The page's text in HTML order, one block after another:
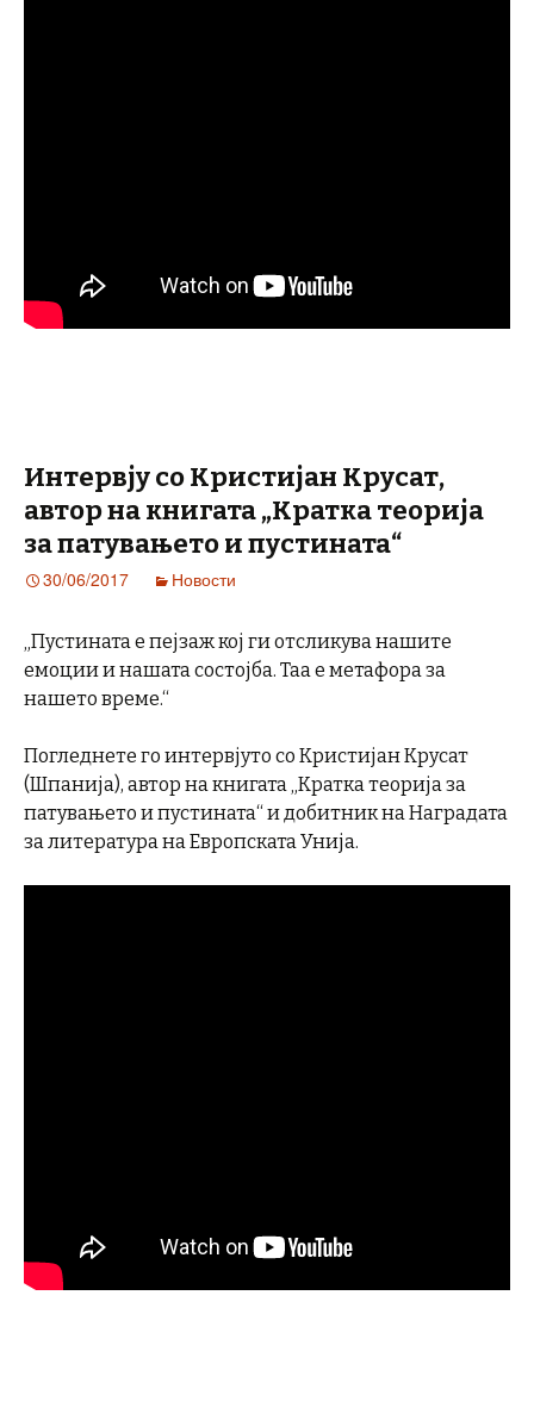
Интервју со Кристијан Крусат,
автор на книгата „Кратка теорија
за патувањето и пустината“
30/06/2017 Новости
„Пустината е пејзаж кој ги отсликува нашите
емоции и нашата состојба. Таа е метафора за
нашето време.“
Погледнете го интервјуто со Кристијан Крусат
(Шпанија), автор на книгата „Кратка теорија за
патувањето и пустината“ и добитник на Наградата
за литература на Европската Унија.